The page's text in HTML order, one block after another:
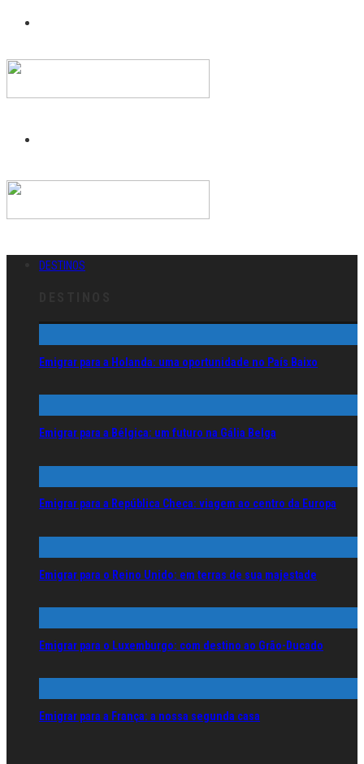
DESTINOS
Emigrar para a Holanda: uma oportunidade no País Baixo
Emigrar para a Bélgica: um futuro na Gália Belga
Emigrar para a República Checa: viagem ao centro da Europa
Emigrar para o Reino Unido: em terras de sua majestade
Emigrar para o Luxemburgo: com destino ao Grão-Ducado
Emigrar para a França: a nossa segunda casa